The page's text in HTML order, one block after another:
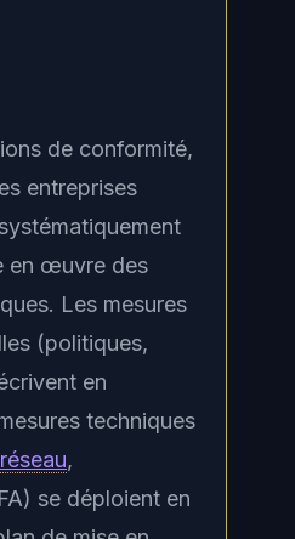
de conformité,
entreprises
en œuvre des
Les mesures
(politiques,
en
techniques
,
se déploient en